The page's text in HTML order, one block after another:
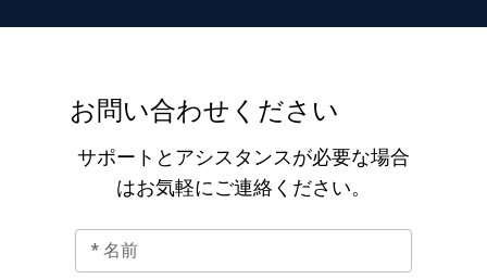
お問い合わせください
サポートとアシスタンスが必要な場合
はお気軽にご連絡ください。